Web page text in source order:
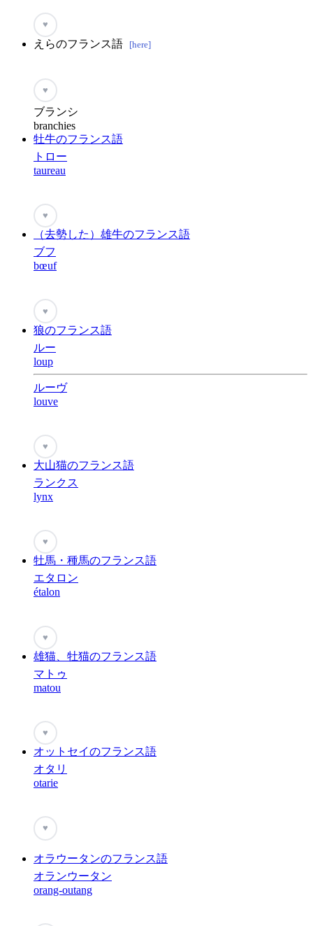
♥
えらのフランス語 [here]
♥
ブランシ
branchies
牡牛のフランス語
トロー
taureau
♥
（去勢した）雄牛のフランス語
ブフ
bœuf
♥
狼のフランス語
ルー
loup
ルーヴ
louve
♥
大山猫のフランス語
ランクス
lynx
♥
牡馬・種馬のフランス語
エタロン
étalon
♥
雄猫、牡猫のフランス語
マトゥ
matou
♥
オットセイのフランス語
オタリ
otarie
♥
オラウータンのフランス語
オランウータン
orang-outang